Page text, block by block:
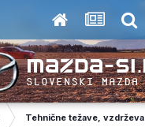
Tehnične težave,